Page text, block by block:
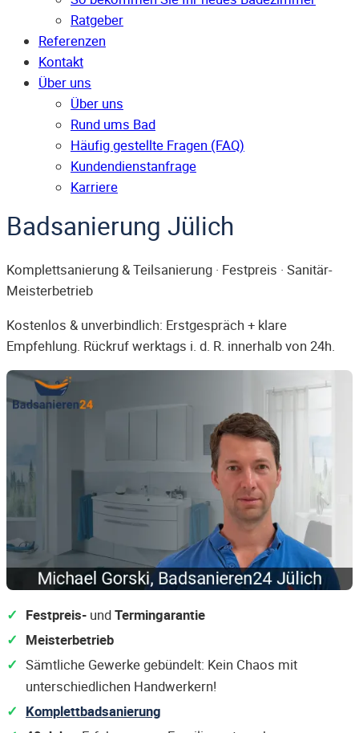
Ratgeber
Referenzen
Kontakt
Über uns
Über uns
Rund ums Bad
Häufig gestellte Fragen (FAQ)
Kunden­dienst­anfrage
Karriere
Badsanierung Jülich
Komplettsanierung & Teilsanierung · Festpreis · Sanitär-
Meisterbetrieb
Kostenlos & unverbindlich: Erstgespräch + klare
Empfehlung. Rückruf werktags i. d. R. innerhalb von 24h.
Festpreis- undTermingarantie
Meisterbetrieb
Sämtliche Gewerke gebündelt: Kein Chaos mit
unterschiedlichen Handwerkern!
Komplettbadsanierung